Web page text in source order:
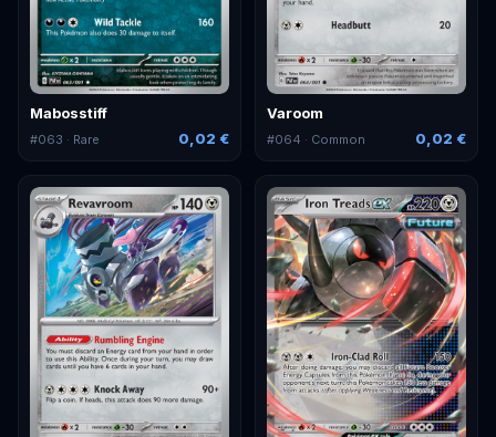
Mabosstiff
#063 · Rare 0,02 €
Varoom
#064 · Common 0,02 €